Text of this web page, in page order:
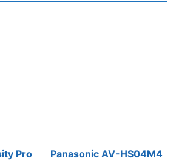
Pro
Panasonic AV-HS04M4